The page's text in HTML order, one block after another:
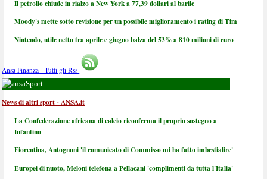
Il petrolio chiude in rialzo a New York a 77,39 dollari al barile
Moody's mette sotto revisione per un possibile miglioramento i rating di Tim
Nintendo, utile netto tra aprile e giugno balza del 53% a 810 milioni di euro
Ansa Finanza - Tutti gli Rss
Sport
News di altri sport - ANSA.it
La Confederazione africana di calcio riconferma il proprio sostegno a
Infantino
Fiorentina, Antognoni 'il comunicato di Commisso mi ha fatto imbestialire'
Europei di nuoto, Meloni telefona a Pellacani 'complimenti da tutta l'Italia'